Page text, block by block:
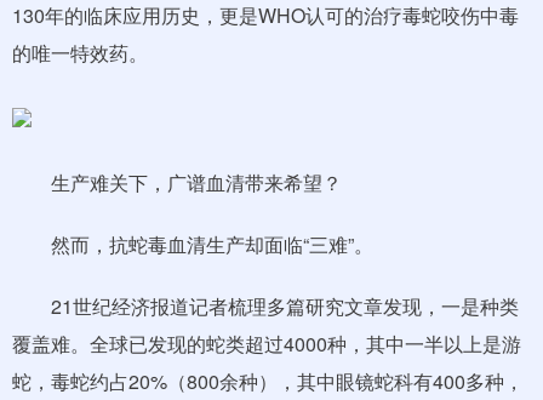
130年的临床应用历史，更是WHO认可的治疗毒蛇咬伤中毒
的唯一特效药。
生产难关下，广谱血清带来希望？
然而，抗蛇毒血清生产却面临“三难”。
21世纪经济报道记者梳理多篇研究文章发现，一是种类
覆盖难。全球已发现的蛇类超过4000种，其中一半以上是游
蛇，毒蛇约占20%（800余种），其中眼镜蛇科有400多种，